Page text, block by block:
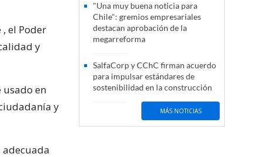
el Poder
y
usado en
y
adecuada
"Una muy buena noticia para
Chile": gremios empresariales
destacan aprobación de la
megarreforma
SalfaCorp y CChC firman acuerdo
para impulsar estándares de
sostenibilidad en la construcción
MÁS NOTICIAS